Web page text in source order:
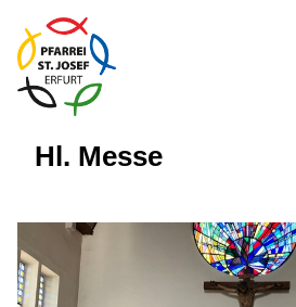
Hl. Messe